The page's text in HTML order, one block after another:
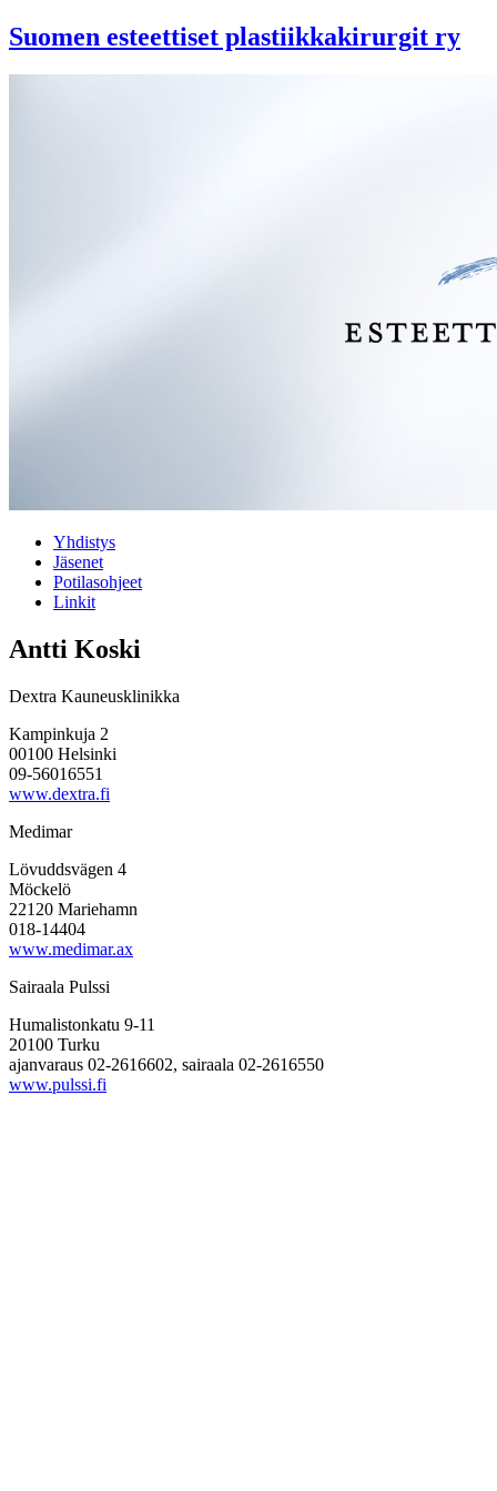
Suomen esteettiset plastiikkakirurgit ry
Yhdistys
Jäsenet
Potilasohjeet
Linkit
Antti Koski
Dextra Kauneusklinikka
Kampinkuja 2
00100 Helsinki
09-56016551
www.dextra.fi
Medimar
Lövuddsvägen 4
Möckelö
22120 Mariehamn
018-14404
www.medimar.ax
Sairaala Pulssi
Humalistonkatu 9-11
20100 Turku
ajanvaraus 02-2616602, sairaala 02-2616550
www.pulssi.fi